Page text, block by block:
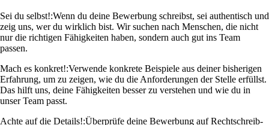
Sei du selbst!:Wenn du deine Bewerbung schreibst, sei authentisch und
zeig uns, wer du wirklich bist. Wir suchen nach Menschen, die nicht
nur die richtigen Fähigkeiten haben, sondern auch gut ins Team
passen.
Mach es konkret!:Verwende konkrete Beispiele aus deiner bisherigen
Erfahrung, um zu zeigen, wie du die Anforderungen der Stelle erfüllst.
Das hilft uns, deine Fähigkeiten besser zu verstehen und wie du in
unser Team passt.
Achte auf die Details!:Überprüfe deine Bewerbung auf Rechtschreib-